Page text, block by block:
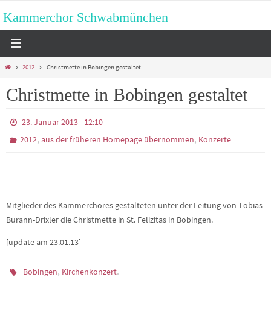
Inhalt
Kammerchor Schwabmünchen
Start2012 Christmette in Bobingen gestaltet
Christmette in Bobingen gestaltet
23. Januar 2013 - 12:10
2012, aus der früheren Homepage übernommen, Konzerte
Mitglieder des Kammerchores gestalteten unter der Leitung von Tobias
Burann-Drixler die Christmette in St. Felizitas in Bobingen.
[update am 23.01.13]
Bobingen, Kirchenkonzert.